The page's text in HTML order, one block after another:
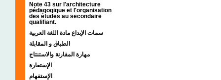
Note 43 sur l'architecture
pédagogique et l'organisation
des études au secondaire
qualifiant.
سمات الإبداع مادة اللغة العربية
الطباق و المقابلة
مهارة المقارنة والاستنتاج
الإستعارة
الإستفهام